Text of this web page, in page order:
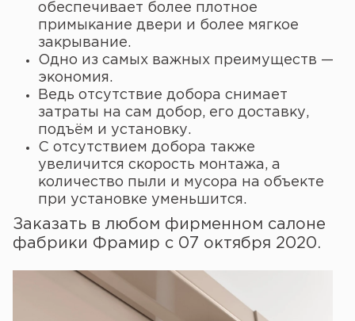
обеспечивает более плотное
примыкание двери и более мягкое
закрывание.
Одно из самых важных преимуществ —
экономия.
Ведь отсутствие добора снимает
затраты на сам добор, его доставку,
подъём и установку.
С отсутствием добора также
увеличится скорость монтажа, а
количество пыли и мусора на объекте
при установке уменьшится.
Заказать в любом фирменном салоне
фабрики Фрамир с 07 октября 2020.